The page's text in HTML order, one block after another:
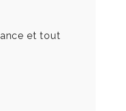
et tout